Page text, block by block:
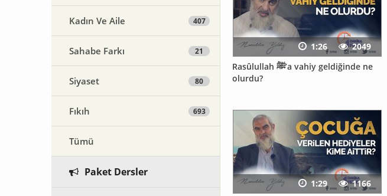
Kadın Ve Aile 407
Sahabe Farkı 21
Siyaset 80
Fıkıh 693
Tümü
Paket Dersler
Rasûlullah ﷺ’a vahiy geldiğinde ne
olurdu?
1:26
2049
1:29 1166